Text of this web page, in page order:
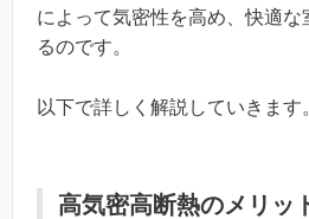
によって気密性を高め、快適
るのです。
以下で詳しく解説していきます
高気密高断熱のメリッ